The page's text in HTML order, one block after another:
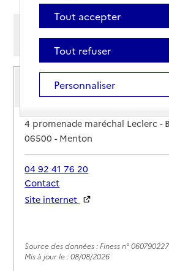
Afficher les résultats par:
Service de soins infirmiers à
SSIAD - Centre Communal
(CCAS)
Adresse
4 promenade maréchal Leclerc -
06500-Menton
04 92 41 76 20
Contact
Site internet
Source des données : Finess n° 060790227
Mis à jour le : 08/08/2026
Tout accepter
Tout refuser
Personnaliser